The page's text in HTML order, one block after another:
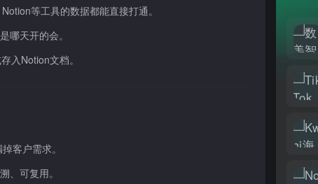
等工具的数据都能直接打通。
哪天开的会。
入Notion文档。
客户需求。
、可复用。